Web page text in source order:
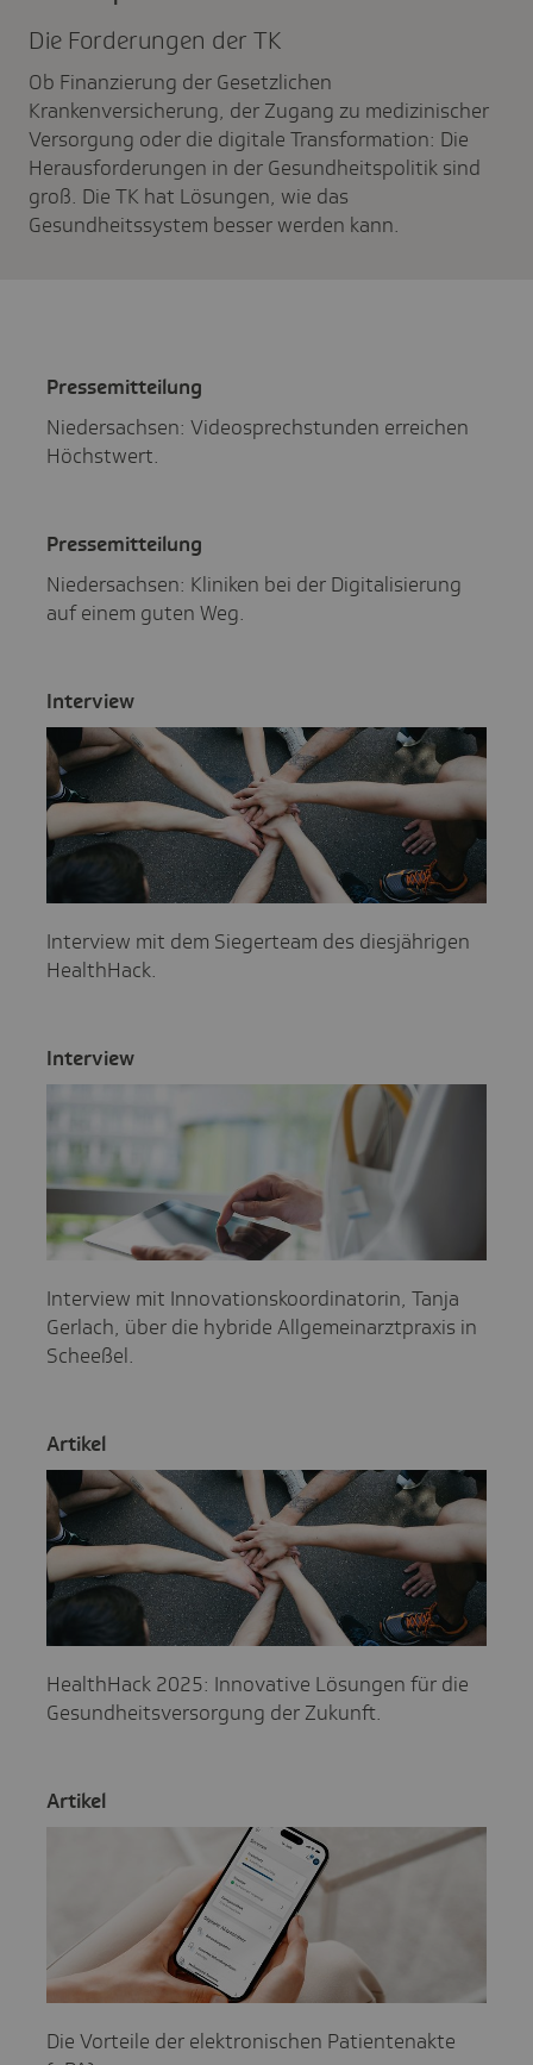
Die Forde­rungen der TK
Ob Finanzierung der Gesetzlichen
Krankenversicherung, der Zugang zu medizinischer
Versorgung oder die digitale Transformation: Die
Herausforderungen in der Gesundheitspolitik sind
groß. Die TK hat Lösungen, wie das
Gesundheitssystem besser werden kann.
Pres­se­mit­tei­lung
Niedersachsen: Videosprechstunden erreichen
Höchstwert.
Pres­se­mit­tei­lung
Niedersachsen: Kliniken bei der Digitalisierung
auf einem guten Weg.
Inter­view
Interview mit dem Siegerteam des diesjährigen
HealthHack.
Inter­view
Interview mit Innovationskoordinatorin, Tanja
Gerlach, über die hybride Allgemeinarztpraxis in
Scheeßel.
Artikel
HealthHack 2025: Innovative Lösungen für die
Gesundheitsversorgung der Zukunft.
Artikel
Die Vorteile der elektronischen Patientenakte